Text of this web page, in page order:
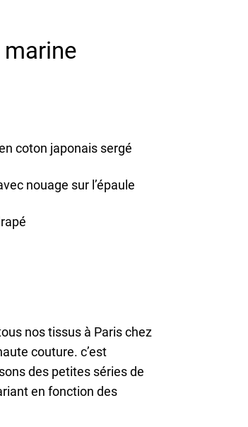
marine
coton japonais sergé
nouage sur l’épaule
nos tissus à Paris chez
couture. c’est
des petites séries de
en fonction des